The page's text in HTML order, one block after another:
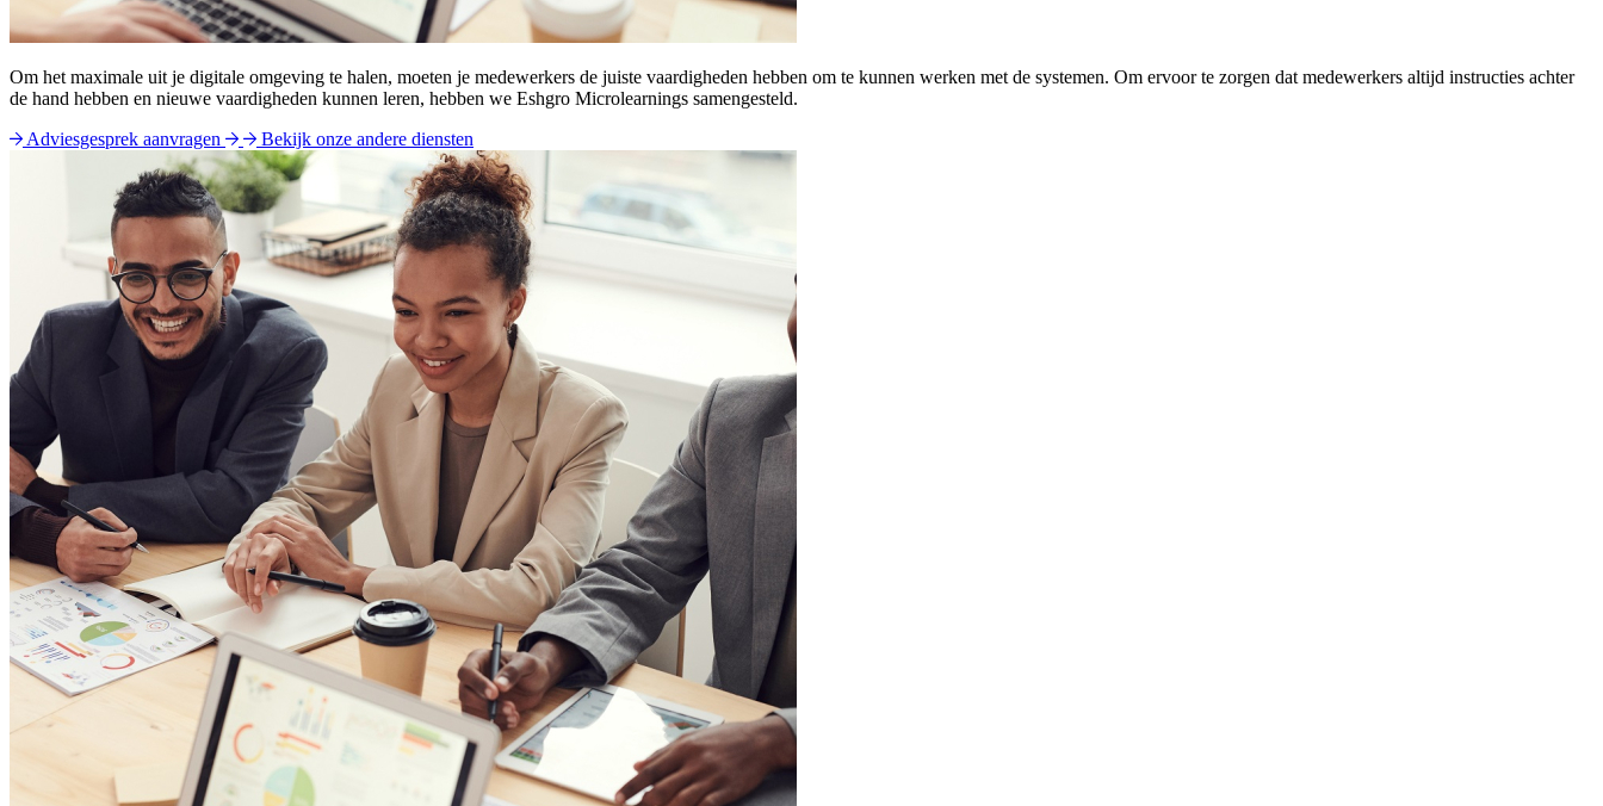
Om het maximale uit je digitale omgeving te halen, moeten je medewerkers de juiste vaardigheden hebben om te kunnen werken met de systemen. Om ervoor te zorgen dat medewerkers altijd instructies achter
de hand hebben en nieuwe vaardigheden kunnen leren, hebben we Eshgro Microlearnings samengesteld.
Adviesgesprek aanvragen
Bekijk onze andere diensten